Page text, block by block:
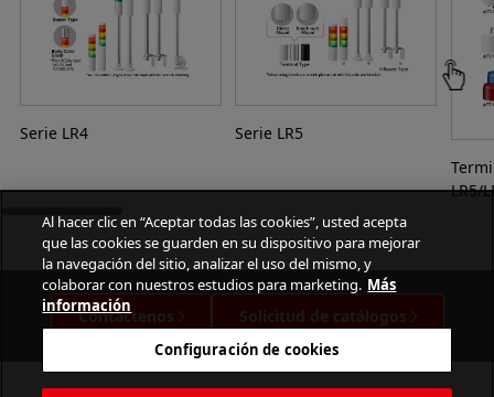
Serie LR4
Serie LR5
LR5/
Contáctenos Solicitud de catálogos
Al hacer clic en “Aceptar todas las cookies”, usted acepta
que las cookies se guarden en su dispositivo para mejorar
la navegación del sitio, analizar el uso del mismo, y
colaborar con nuestros estudios para marketing. Más
información
Configuración de cookies